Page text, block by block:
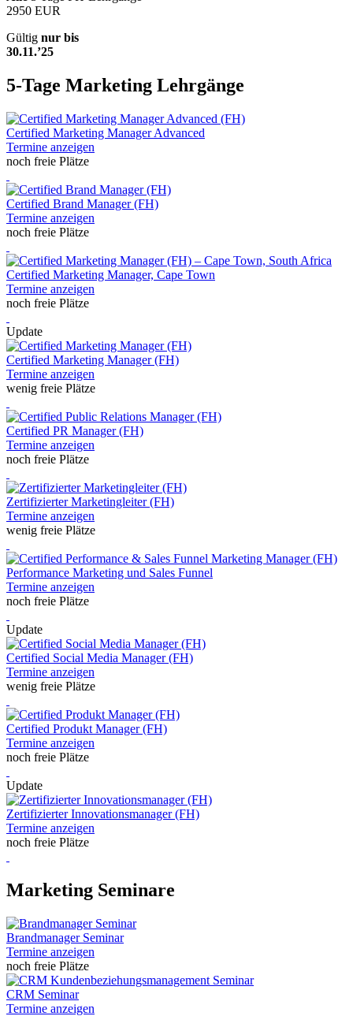
2950 EUR
Gültig nur bis
30.11.’25
5-Tage Marketing Lehrgänge
Certified Marketing Manager Advanced
Termine anzeigen
noch freie Plätze
Certified Brand Manager (FH)
Termine anzeigen
noch freie Plätze
Certified Marketing Manager, Cape Town
Termine anzeigen
noch freie Plätze
Update
Certified Marketing Manager (FH)
Termine anzeigen
wenig freie Plätze
Certified PR Manager (FH)
Termine anzeigen
noch freie Plätze
Zertifizierter Marketingleiter (FH)
Termine anzeigen
wenig freie Plätze
Performance Marketing und Sales Funnel
Termine anzeigen
noch freie Plätze
Update
Certified Social Media Manager (FH)
Termine anzeigen
wenig freie Plätze
Certified Produkt Manager (FH)
Termine anzeigen
noch freie Plätze
Update
Zertifizierter Innovationsmanager (FH)
Termine anzeigen
noch freie Plätze
Marketing Seminare
Brandmanager Seminar
Termine anzeigen
noch freie Plätze
CRM Seminar
Termine anzeigen